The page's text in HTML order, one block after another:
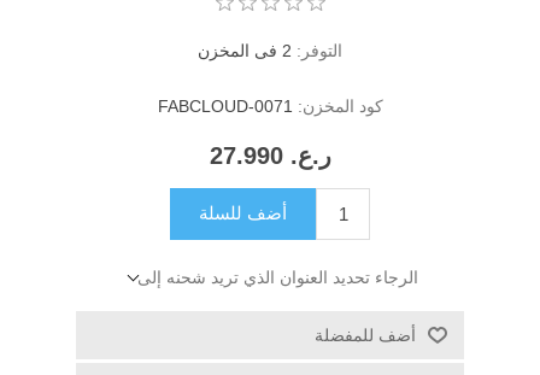
التوفر: 2 فى المخزن
كود المخزن: FABCLOUD-0071
ر.ع.‏‏ 27.990
أضف للسلة
الرجاء تحديد العنوان الذي تريد شحنه إلى
أضف للمفضلة